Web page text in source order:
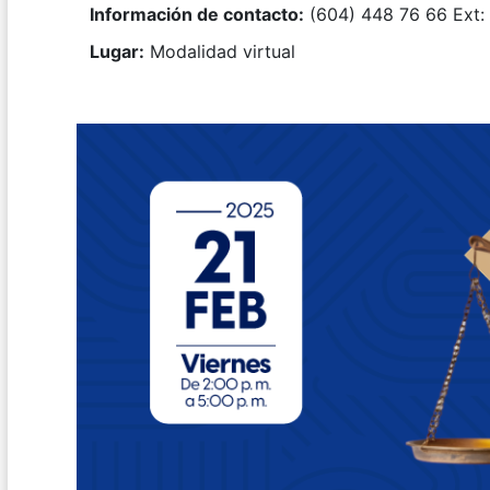
Información de contacto: (604) 448 76 66 Ext:
Lugar: Modalidad virtual